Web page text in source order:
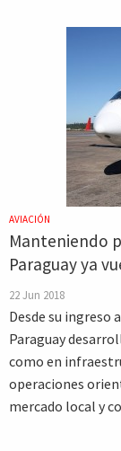
AVIACIÓN
Manteniendo
Paraguay ya
22 Jun 2018
Desde su ingreso
Paraguay
como en
operaciones
mercado local y